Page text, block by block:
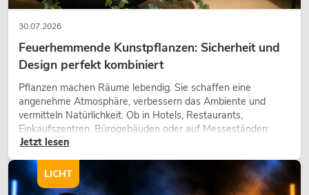
30.07.2026
Feuerhemmende Kunstpflanzen: Sicherheit und
Design perfekt kombiniert
Pflanzen machen Räume lebendig. Sie schaffen eine
angenehme Atmosphäre, verbessern das Ambiente und
vermitteln Natürlichkeit. Ob in Hotels, Restaurants,
Einkaufszentren, Bürogebäuden oder auf Messeständen:
eine hochwertige Begrünung gehört heute längst zum
modernen Raumkonzept.
Jetzt lesen
LICHT